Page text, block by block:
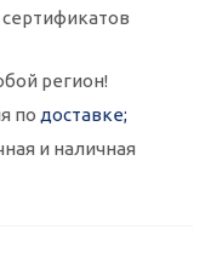
регион!
по доставке;
и наличная